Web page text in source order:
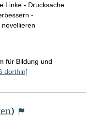
Linke - Drucksache
-
für Bildung und
dorthin]
)